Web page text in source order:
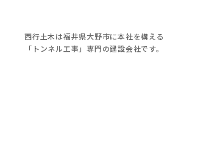
西行土木は福井県大野市に本社を構える
「トンネル工事」専門の建設会社です。